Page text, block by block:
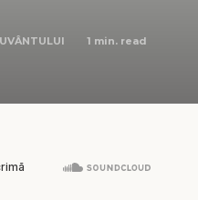
1 min. read